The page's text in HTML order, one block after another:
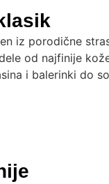
iz porodične
od najfinije
i balerinki do